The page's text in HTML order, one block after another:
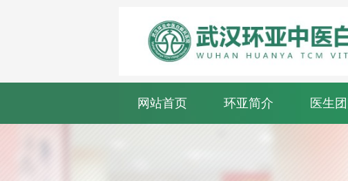
网站首页 环亚简介 医生